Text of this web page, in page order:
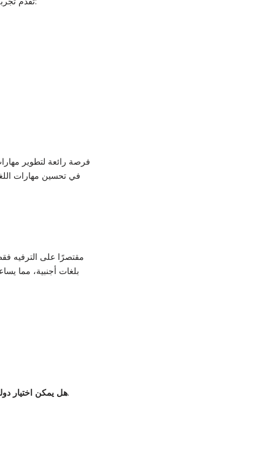
في تحسين مهارات
بلغات أجنبية، مما
هل يمكن اختياريعتمد ذلك على الإعدادات وبعض الإصدارات التي تقدم خيار تحديد المنطقة الجغرافية.